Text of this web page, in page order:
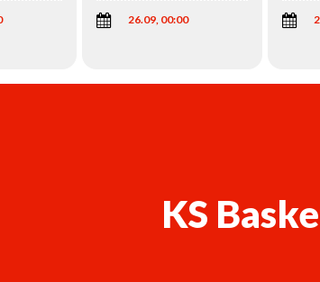
26.09, 00:00
KS